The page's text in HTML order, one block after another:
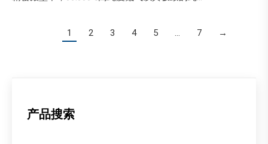
1 2 3 4 5 … 7 →
产品搜索